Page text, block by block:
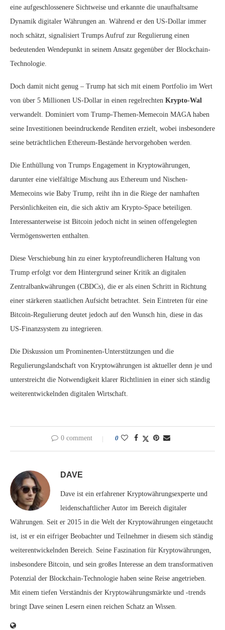
eine aufgeschlossenere Sichtweise und erkannte die unaufhaltsame
Dynamik digitaler Währungen an. Während er den US-Dollar immer
noch schätzt, signalisiert Trumps Aufruf zur Regulierung einen
bedeutenden Wendepunkt in seinem Ansatz gegenüber der Blockchain-
Technologie.
Doch damit nicht genug – Trump hat sich mit einem Portfolio im Wert
von über 5 Millionen US-Dollar in einen regelrechten Krypto-Wal
verwandelt. Dominiert vom Trump-Themen-Memecoin MAGA haben
seine Investitionen beeindruckende Renditen erzielt, wobei insbesondere
seine beträchtlichen Ethereum-Bestände hervorgehoben werden.
Die Enthüllung von Trumps Engagement in Kryptowährungen,
darunter eine vielfältige Mischung aus Ethereum und Nischen-
Memecoins wie Baby Trump, reiht ihn in die Riege der namhaften
Persönlichkeiten ein, die sich aktiv am Krypto-Space beteiligen.
Interessanterweise ist Bitcoin jedoch nicht in seinen offengelegten
Vermögenswerten enthalten.
Diese Verschiebung hin zu einer kryptofreundlicheren Haltung von
Trump erfolgt vor dem Hintergrund seiner Kritik an digitalen
Zentralbankwährungen (CBDCs), die er als einen Schritt in Richtung
einer stärkeren staatlichen Aufsicht betrachtet. Sein Eintreten für eine
Bitcoin-Regulierung deutet jedoch auf den Wunsch hin, diese in das
US-Finanzsystem zu integrieren.
Die Diskussion um Prominenten-Unterstützungen und die
Regulierungslandschaft von Kryptowährungen ist aktueller denn je und
unterstreicht die Notwendigkeit klarer Richtlinien in einer sich ständig
weiterentwickelnden digitalen Wirtschaft.
0 comment 0
DAVE
Dave ist ein erfahrener Kryptowährungsexperte und
leidenschaftlicher Autor im Bereich digitaler
Währungen. Seit er 2015 in die Welt der Kryptowährungen eingetaucht
ist, ist er ein eifriger Beobachter und Teilnehmer in diesem sich ständig
weiterentwickelnden Bereich. Seine Faszination für Kryptowährungen,
insbesondere Bitcoin, und sein großes Interesse an dem transformativen
Potenzial der Blockchain-Technologie haben seine Reise angetrieben.
Mit einem tiefen Verständnis der Kryptowährungsmärkte und -trends
bringt Dave seinen Lesern einen reichen Schatz an Wissen.